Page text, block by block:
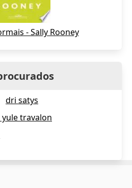
- Sally Rooney
dri satys
travalon